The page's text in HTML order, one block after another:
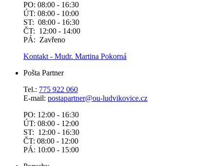
PO: 08:00 - 16:30
ÚT: 08:00 - 10:00
ST: 08:00 - 16:30
ČT: 12:00 - 14:00
PÁ: Zavřeno
Kontakt - Mudr. Martina Pokorná
Pošta Partner
Tel.: 775 922 060
E-mail: postapartner@ou-ludvikovice.cz
PO: 12:00 - 16:30
ÚT: 08:00 - 12:00
ST: 12:00 - 16:30
ČT: 08:00 - 12:00
PÁ: 10:00 - 15:00